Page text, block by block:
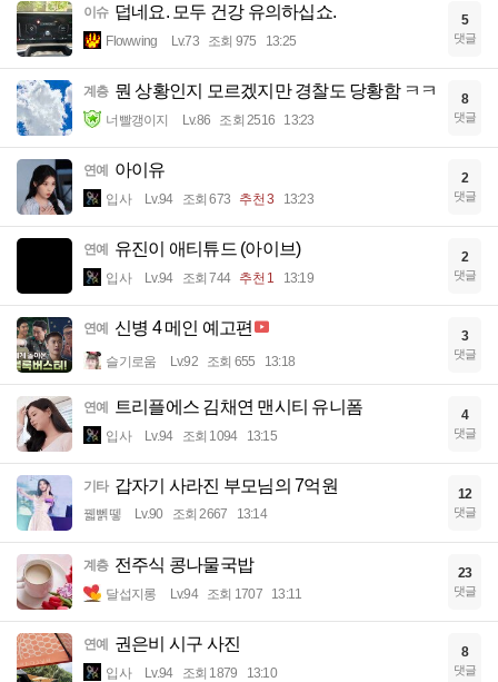
이슈 덥네요. 모두 건강 유의하십쇼.
Flowwing Lv.73 조회 975 13:25
5
댓글
계층 뭔 상황인지 모르겠지만 경찰도 당황함 ㅋㅋ
너빨갱이지 Lv.86 조회 2516 13:23
8
댓글
연예 아이유
입사 Lv.94 조회 673 추천 3 13:23
2
댓글
연예 유진이 애티튜드 (아이브)
입사 Lv.94 조회 744 추천 1 13:19
2
댓글
연예 신병 4 메인 예고편
슬기로움 Lv.92 조회 655 13:18
3
댓글
연예 트리플에스 김채연 맨시티 유니폼
입사 Lv.94 조회 1094 13:15
4
댓글
기타 갑자기 사라진 부모님의 7억원
꿻뻵뗗 Lv.90 조회 2667 13:14
12
댓글
계층 전주식 콩나물국밥
달섭지롱 Lv.94 조회 1707 13:11
23
댓글
연예 권은비 시구 사진
입사 Lv.94 조회 1879 13:10
8
댓글